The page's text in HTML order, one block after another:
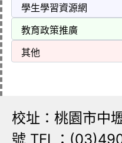
校址：桃園市中
號 TEL：